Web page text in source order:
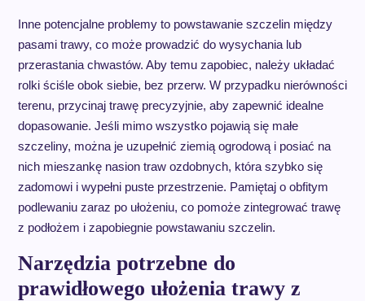
Inne potencjalne problemy to powstawanie szczelin między
pasami trawy, co może prowadzić do wysychania lub
przerastania chwastów. Aby temu zapobiec, należy układać
rolki ściśle obok siebie, bez przerw. W przypadku nierówności
terenu, przycinaj trawę precyzyjnie, aby zapewnić idealne
dopasowanie. Jeśli mimo wszystko pojawią się małe
szczeliny, można je uzupełnić ziemią ogrodową i posiać na
nich mieszankę nasion traw ozdobnych, która szybko się
zadomowi i wypełni puste przestrzenie. Pamiętaj o obfitym
podlewaniu zaraz po ułożeniu, co pomoże zintegrować trawę
z podłożem i zapobiegnie powstawaniu szczelin.
Narzędzia potrzebne do
prawidłowego ułożenia trawy z